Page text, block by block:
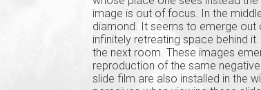
image is out of focus. In the
diamond. It seems to emerge out
infinitely retreating space behind
the next room. These images
reproduction of the same
slide film are also installed in the